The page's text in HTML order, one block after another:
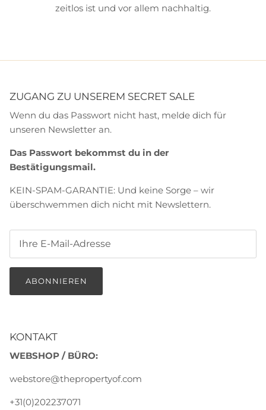
zeitlos ist und vor allem nachhaltig.
ZUGANG ZU UNSEREM SECRET SALE
Wenn du das Passwort nicht hast, melde dich für
unseren Newsletter an.
Das Passwort bekommst du in der
Bestätigungsmail.
KEIN-SPAM-GARANTIE: Und keine Sorge – wir
überschwemmen dich nicht mit Newslettern.
ABONNIEREN
KONTAKT
WEBSHOP / BÜRO:
webstore@thepropertyof.com
+31(0)202237071